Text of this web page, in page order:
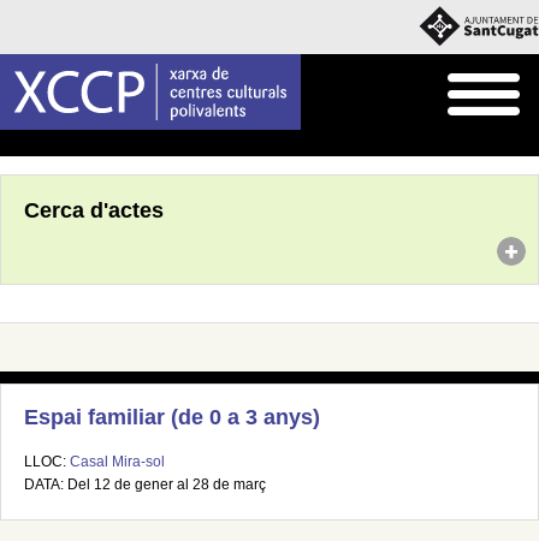
Cerca d'actes
Espai familiar (de 0 a 3 anys)
LLOC: Casal Mira-sol
DATA: Del 12 de gener al 28 de març